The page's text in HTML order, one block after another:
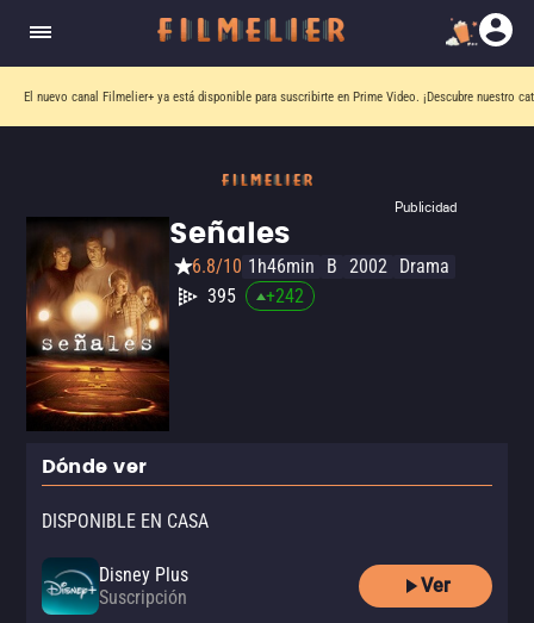
El nuevo canal Filmelier+ ya está disponible para suscribirte en Prime Video. ¡Descubre nuestro
Publicidad
Señales
6.8/10 1h46min B 2002 Drama
395
+242
Dónde ver
DISPONIBLE EN CASA
Disney Plus
Suscripción
Ver